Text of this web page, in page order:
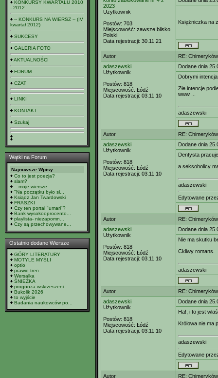
KONKURSY KWARTAŁU 2010
- 2012
-- KONKURS NA WIERSZ -- (IV
kwartał 2012)
SUKCESY
GALERIA FOTO
AKTUALNOŚCI
FORUM
CZAT
LINKI
KONTAKT
Szukaj
Wątki na Forum
Najnowsze Wpisy
Co to jest poezja?
slam?
...moje wiersze
"Na początku było sł...
Ksiądz Jan Twardowski
FRASZKI
Czy ten portal "umarł"?
Bank wysokooprocento...
playlista- niezapomn...
Czy są przechowywane...
Ostatnio dodane Wiersze
GÓRY LITERATURY
MOTYLE MYŚLI
optio
prawie tren
Wersalka
ŚNIEŻKA
prognoza wskrzeszeni...
Bukolik 2026
to wyjście
Badania naukowców po...
2023
Użytkownik
Postów: 703
Miejscowość: zawsze blisko
Polski
Data rejestracji: 30.11.21
Księżniczka na
Autor
RE:
adaszewski
Użytkownik
Postów: 818
Miejscowość: Łódź
Data rejestracji: 03.11.10
Dodane dnia
Dobrymi
Złe intencje
www ...
adaszewski
Autor
RE:
adaszewski
Użytkownik
Postów: 818
Miejscowość: Łódź
Data rejestracji: 03.11.10
Dodane dnia
Dentysta
a seksoholicy
adaszewski
Edytowane
Autor
RE:
adaszewski
Użytkownik
Postów: 818
Miejscowość: Łódź
Data rejestracji: 03.11.10
Dodane dnia
Nie ma skutku
Ckliwy romans.
adaszewski
Autor
RE:
adaszewski
Użytkownik
Postów: 818
Miejscowość: Łódź
Data rejestracji: 03.11.10
Dodane dnia
Ha!, i to jest
Królowa nie ma
adaszewski
Edytowane
Autor
RE: